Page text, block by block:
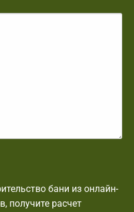
бани из онлайн-
получите расчет